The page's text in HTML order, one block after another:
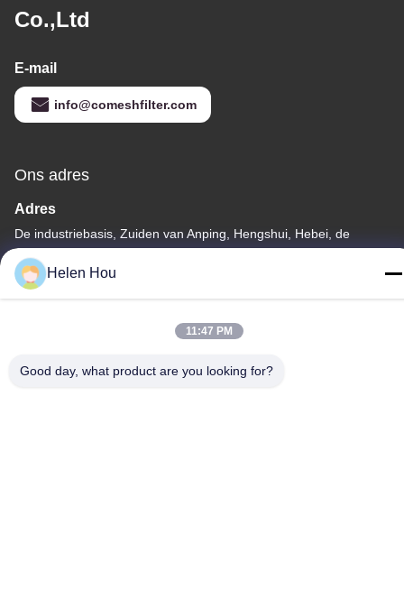
Co.,Ltd
E-mail
info@comeshfilter.com
Ons adres
Adres
De industriebasis, Zuiden van Anping, Hengshui, Hebei, de
Volksrepubliek China.
Telefoon
Helen Hou
11:47 PM
Good day, what product are you looking for?